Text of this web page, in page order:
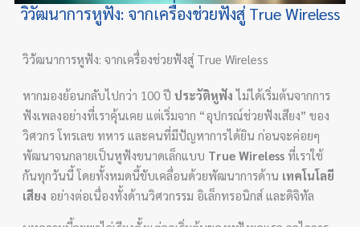
วิวัฒนาการหูฟัง: จากเครื่องช่วยฟังสู่ True Wireless
วิวัฒนาการหูฟัง: จากเครื่องช่วยฟังสู่ True Wireless
หากมองย้อนกลับไปกว่า 100 ปีประวัติหูฟัง ไม่ได้เริ่มต้นจากการ
ฟังเพลงอย่างที่เราคุ้นเคย แต่เริ่มจาก “อุปกรณ์ช่วยฟังเสียง” ของ
วิศวกร โทรเลข ทหาร และคนที่มีปัญหาการได้ยิน ก่อนจะค่อยๆ
พัฒนาจนกลายเป็นหูฟังขนาดเล็กแบบ True Wireless ที่เราใช้
กันทุกวันนี้ โดยทั้งหมดนี้ขับเคลื่อนด้วยพัฒนาการด้าน เทคโนโลยี
เสียง อย่างต่อเนื่องทั้งด้านวิศวกรรม อิเล็กทรอนิกส์ และดิจิทัล